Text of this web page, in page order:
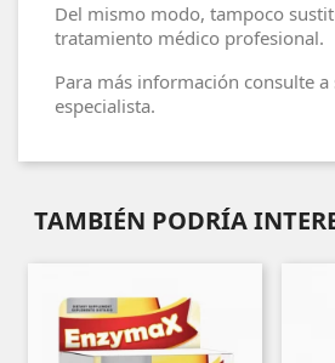
Del mismo modo, tampoco
tratamiento médico profesional.
Para más información consulte
especialista.
TAMBIÉN PODRÍA